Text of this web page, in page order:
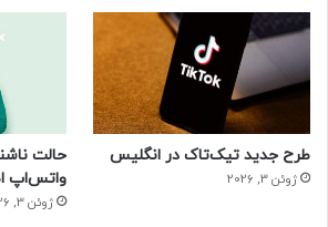
طرح جدید تیک‌تاک در انگلیس
ژوئن 3, 2026
واتس‌اپ
ژوئن 3, 2026